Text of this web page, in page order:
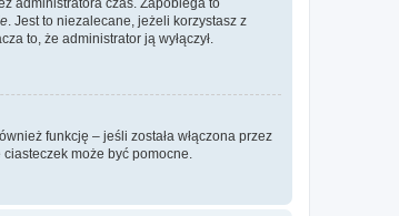
. Jest to niezalecane, jeżeli korzystasz z
to, że administrator ją wyłączył.
funkcję – jeśli została włączona przez
może być pomocne.